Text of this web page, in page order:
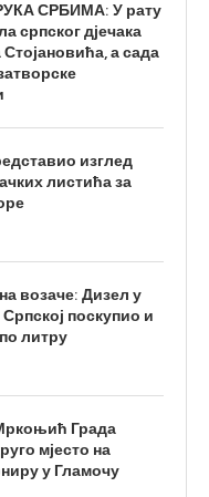
СРБИМА: У рату
српског дјечака
а сада
изглед
листића за
возаче: Дизел у
поскупио и
литру
Града
мјесто на
у Гламочу